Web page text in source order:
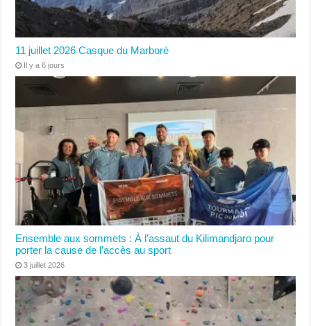
11 juillet 2026 Casque du Marboré
Il y a 6 jours
Ensemble aux sommets : À l’assaut du Kilimandjaro pour
porter la cause de l’accès au sport
3 juillet 2026